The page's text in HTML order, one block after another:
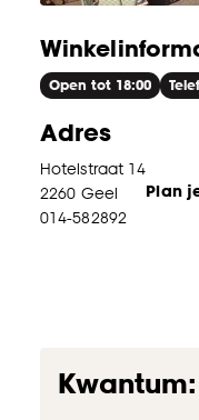
Open tot 18:00
Adres
Hotelstraat 14
2260 Geel
014-582892
Plan